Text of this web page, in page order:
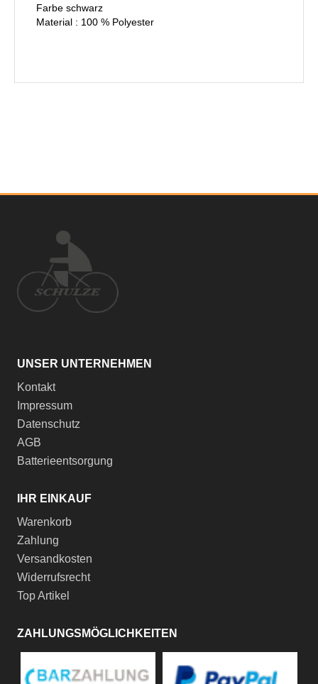
Farbe schwarz
Material : 100 % Polyester
UNSER UNTERNEHMEN
Kontakt
Impressum
Datenschutz
AGB
Batterieentsorgung
IHR EINKAUF
Warenkorb
Zahlung
Versandkosten
Widerrufsrecht
Top Artikel
ZAHLUNGSMÖGLICHKEITEN